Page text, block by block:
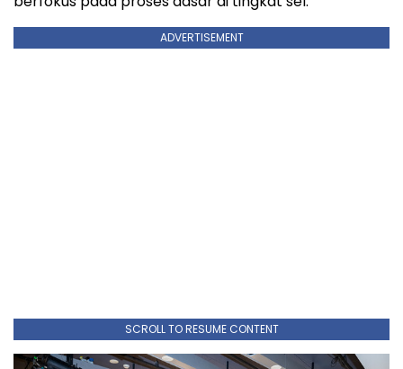
ADVERTISEMENT
SCROLL TO RESUME CONTENT